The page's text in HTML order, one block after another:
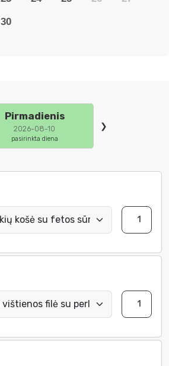
30
Pirmadienis
2026-08-10 ❯